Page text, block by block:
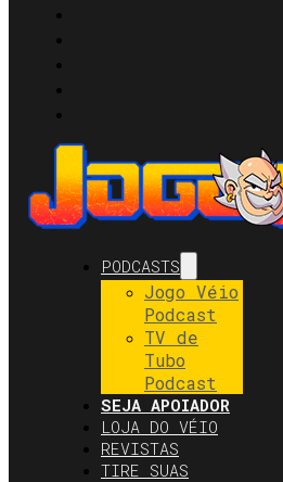
PODCASTS
Jogo Véio
Podcast
TV de
Tubo
Podcast
SEJA APOIADOR
LOJA DO VÉIO
REVISTAS
TIRE SUAS